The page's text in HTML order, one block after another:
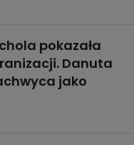
pokazała
Danuta
jako